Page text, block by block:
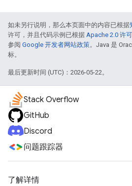
如未另行说明，那么本页面中的内容已根据
许可，并且代码示例已根据 Apache 2.0 许可
参阅 Google 开发者网站政策。Java 是
标。
最后更新时间 (UTC)：2026-05-22。
Stack Overflow
GitHub
Discord
问题跟踪器
了解详情